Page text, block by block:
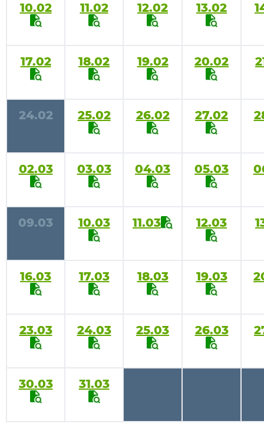
10.02 11.02 12.02 13.02
17.02 18.02 19.02 20.02
24.02 25.02 26.02 27.02
02.03 03.03 04.03 05.03
09.03 10.03 11.03 12.03
16.03 17.03 18.03 19.03
23.03 24.03 25.03 26.03
30.03 31.03